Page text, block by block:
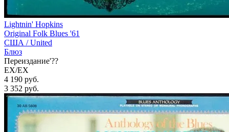
Lightnin' Hopkins
Original Folk Blues '61
США /United
Блюз
Переиздание'??
EX/EX
4 190 руб.
3 352 руб.